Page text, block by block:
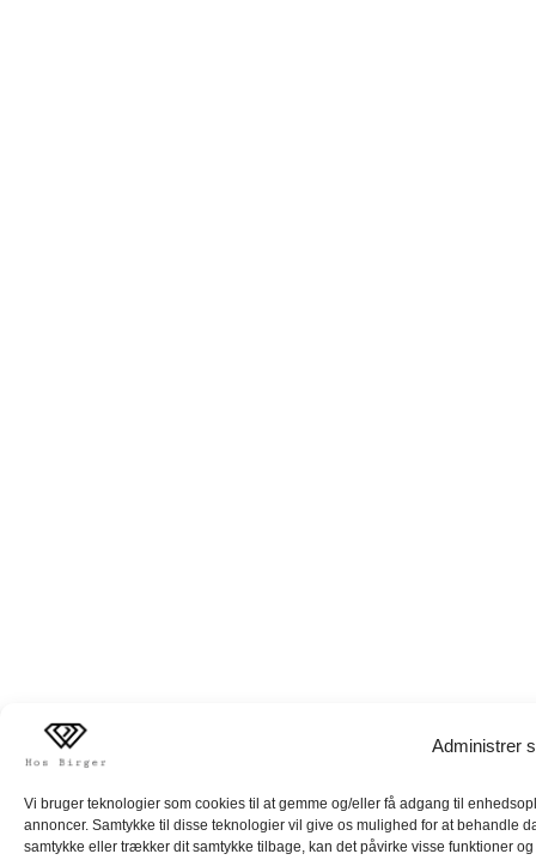
Administrer
Vi bruger teknologier som cookies til at gemme og/eller få adgang til
annoncer. Samtykke til disse teknologier vil give os mulighed for at behandle
samtykke eller trækker dit samtykke tilbage, kan det påvirke visse funktioner